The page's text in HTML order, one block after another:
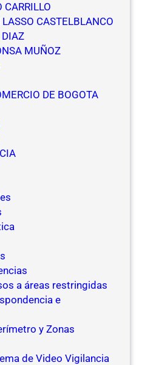
CARRILLO
CASTELBLANCO
DIAZ
MUÑOZ
DE BOGOTA
a áreas restringidas
e
y Zonas
de Video Vigilancia